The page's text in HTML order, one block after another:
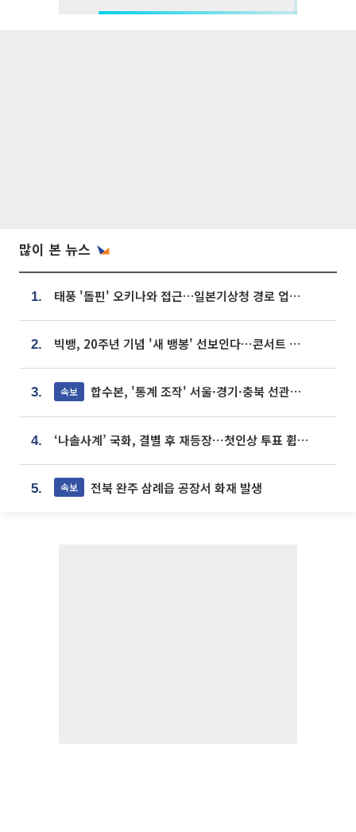
많이 본 뉴스
1. 태풍 '돌핀' 오키나와 접근…일본기상청 경로 업데이트
2. 빅뱅, 20주년 기념 '새 뱅봉' 선보인다⋯콘서트 앞두고 팝업 개최
3. 속보 합수본, '통계 조작' 서울·경기·충북 선관위 등 추가 압수수색
4. ‘나솔사계’ 국화, 결별 후 재등장⋯첫인상 투표 휩쓸고 ‘인기녀’ 등극
5. 속보 전북 완주 삼례읍 공장서 화재 발생